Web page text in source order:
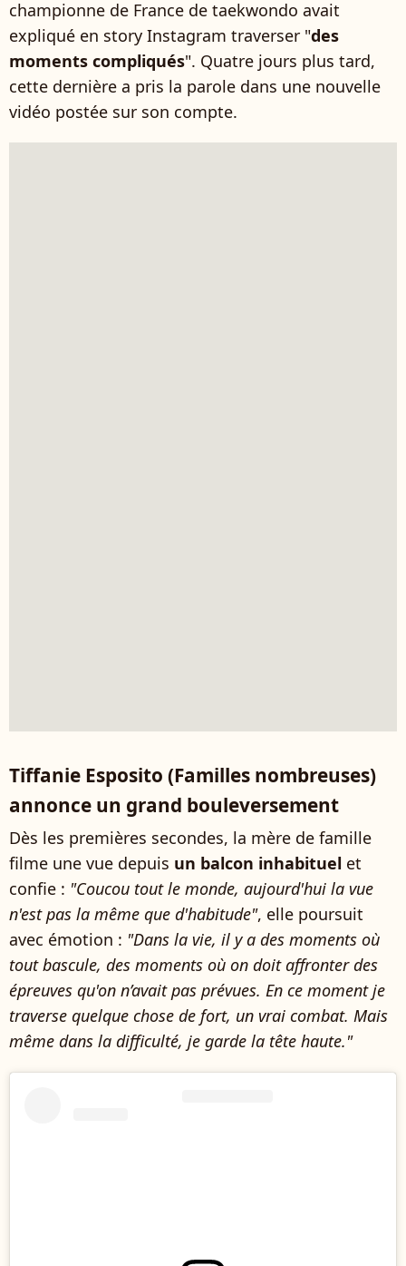
championne de France de taekwondo avait
expliqué en story Instagram traverser "des
moments compliqués". Quatre jours plus tard,
cette dernière a pris la parole dans une nouvelle
vidéo postée sur son compte.
Tiffanie Esposito (Familles nombreuses)
annonce un grand bouleversement
Dès les premières secondes, la mère de famille
filme une vue depuis un balcon inhabituel et
confie : "Coucou tout le monde, aujourd'hui la vue
n'est pas la même que d'habitude", elle poursuit
avec émotion : "Dans la vie, il y a des moments où
tout bascule, des moments où on doit affronter des
épreuves qu'on n’avait pas prévues. En ce moment je
traverse quelque chose de fort, un vrai combat. Mais
même dans la difficulté, je garde la tête haute."